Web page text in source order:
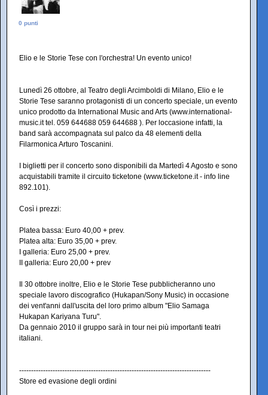
0 punti
Elio e le Storie Tese con l'orchestra! Un evento unico!
Lunedì 26 ottobre, al Teatro degli Arcimboldi di Milano, Elio e le
Storie Tese saranno protagonisti di un concerto speciale, un evento
unico prodotto da International Music and Arts (www.international-
music.it tel. 059 644688 059 644688 ). Per loccasione infatti, la
band sarà accompagnata sul palco da 48 elementi della
Filarmonica Arturo Toscanini.
I biglietti per il concerto sono disponibili da Martedì 4 Agosto e sono
acquistabili tramite il circuito ticketone (www.ticketone.it - info line
892.101).
Così i prezzi:
Platea bassa: Euro 40,00 + prev.
Platea alta: Euro 35,00 + prev.
I galleria: Euro 25,00 + prev.
II galleria: Euro 20,00 + prev
Il 30 ottobre inoltre, Elio e le Storie Tese pubblicheranno uno
speciale lavoro discografico (Hukapan/Sony Music) in occasione
dei vent'anni dall'uscita del loro primo album "Elio Samaga
Hukapan Kariyana Turu".
Da gennaio 2010 il gruppo sarà in tour nei più importanti teatri
italiani.
--------------------------------------------------------------------------------
Store ed evasione degli ordini